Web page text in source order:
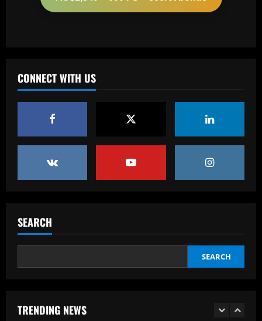
CONNECT WITH US
SEARCH
SEARCH
TRENDING NEWS
2
3
filho do presidente do Corinthians
12/09/2025
'We are counting on him' – Carlo
Ancelotti explains Neymar omission
from Brazil squad as Santos star
promised key role under new Selecao
drought by beating Man Utd in Europa
League final
12/09/2025
1
Baccarat